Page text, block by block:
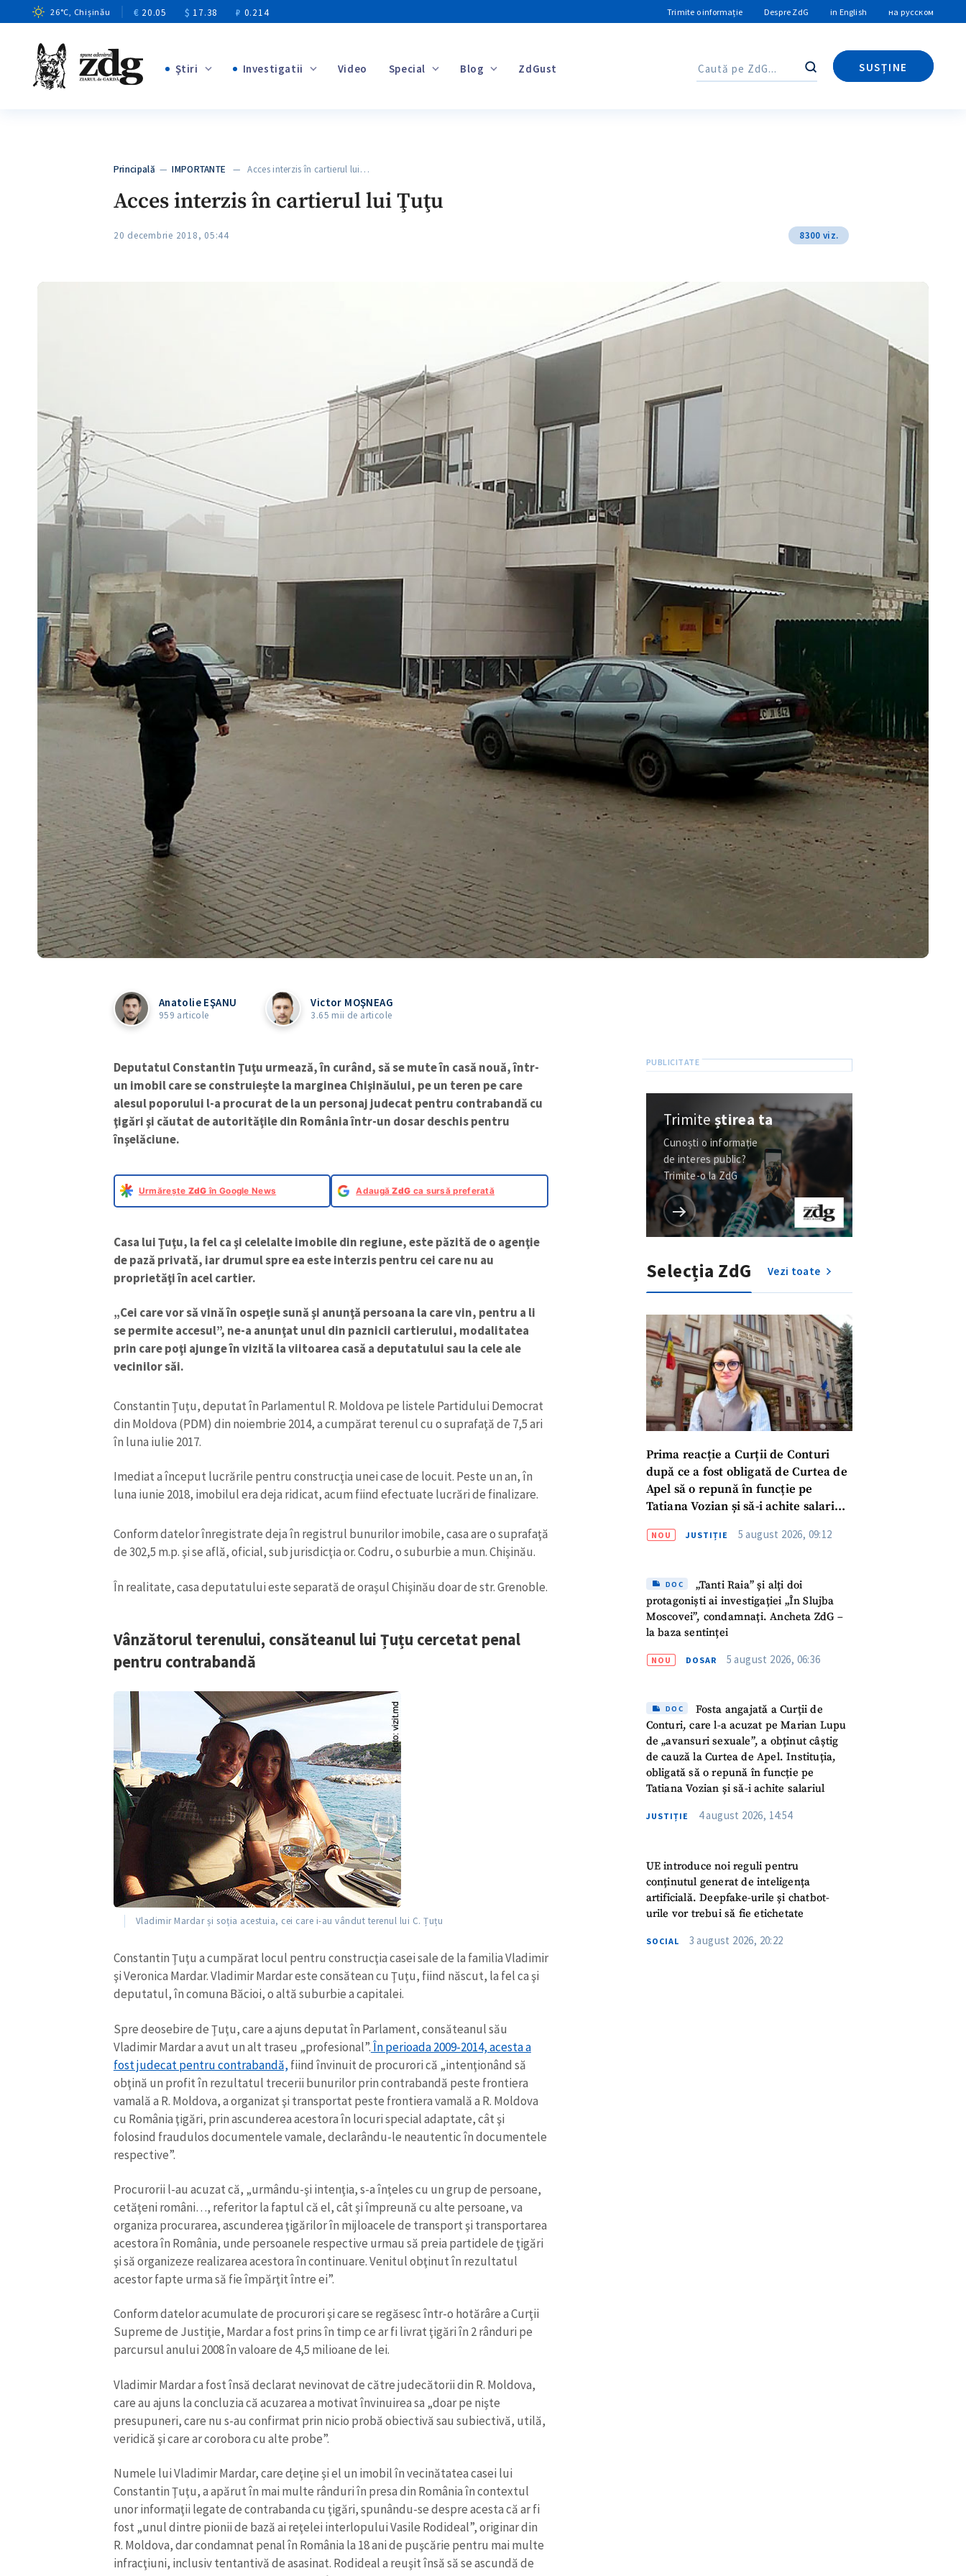
26°C, Chișinău € 20.05 $ 17.38 ₽ 0.214 Trimite o informație Despre ZdG in English на русском
Ştiri Investigatii Video Special Blog ZdGust Caută
SUSȚINE
Caută
Principală —IMPORTANTE — Acces interzis în cartierul lui…
Acces interzis în cartierul lui Ţuţu
20 decembrie 2018, 05:44 8300 viz.
Anatolie EŞANU
959 articole
Victor MOŞNEAG
3.65 mii de articole
Deputatul Constantin Ţuţu urmează, în curând, să se mute în casă nouă, într-
un imobil care se construieşte la marginea Chişinăului, pe un teren pe care
alesul poporului l-a procurat de la un personaj judecat pentru contrabandă cu
ţigări şi căutat de autorităţile din România într-un dosar deschis pentru
înşelăciune.
Urmărește ZdG în Google News AdaugăZdG ca sursă preferată
Casa lui Ţuţu, la fel ca şi celelalte imobile din regiune, este păzită de o agenţie
de pază privată, iar drumul spre ea este interzis pentru cei care nu au
proprietăţi în acel cartier.
„Cei care vor să vină în ospeţie sună şi anunţă persoana la care vin, pentru a li
se permite accesul”, ne-a anunţat unul din paznicii cartierului, modalitatea
prin care poţi ajunge în vizită la viitoarea casă a deputatului sau la cele ale
vecinilor săi.
Constantin Ţuţu, deputat în Parlamentul R. Moldova pe listele Partidului Democrat
din Moldova (PDM) din noiembrie 2014, a cumpărat terenul cu o suprafaţă de 7,5 ari
în luna iulie 2017.
Imediat a început lucrările pentru construcţia unei case de locuit. Peste un an, în
luna iunie 2018, imobilul era deja ridicat, acum fiind efectuate lucrări de finalizare.
Conform datelor înregistrate deja în registrul bunurilor imobile, casa are o suprafaţă
de 302,5 m.p. şi se află, oficial, sub jurisdicţia or. Codru, o suburbie a mun. Chişinău.
În realitate, casa deputatului este separată de oraşul Chişinău doar de str. Grenoble.
Vânzătorul terenului, consăteanul lui Țuțu cercetat penal
pentru contrabandă
Vladimir Mardar și soția acestuia, cei care i-au vândut terenul lui C. Țuțu
Constantin Ţuţu a cumpărat locul pentru construcţia casei sale de la familia Vladimir
şi Veronica Mardar. Vladimir Mardar este consătean cu Ţuţu, fiind născut, la fel ca şi
deputatul, în comuna Băcioi, o altă suburbie a capitalei.
Spre deosebire de Ţuţu, care a ajuns deputat în Parlament, consăteanul său
Vladimir Mardar a avut un alt traseu „profesional”.În perioada 2009-2014, acesta a
fost judecat pentru contrabandă, fiind învinuit de procurori că „intenţionând să
obţină un profit în rezultatul trecerii bunurilor prin contrabandă peste frontiera
vamală a R. Moldova, a organizat şi transportat peste frontiera vamală a R. Moldova
cu România ţigări, prin ascunderea acestora în locuri special adaptate, cât şi
folosind fraudulos documentele vamale, declarându-le neautentic în documentele
respective”.
Procurorii l-au acuzat că, „urmându-şi intenţia, s-a înţeles cu un grup de persoane,
cetăţeni români…, referitor la faptul că el, cât şi împreună cu alte persoane, va
organiza procurarea, ascunderea ţigărilor în mijloacele de transport şi transportarea
acestora în România, unde persoanele respective urmau să preia partidele de ţigări
şi să organizeze realizarea acestora în continuare. Venitul obţinut în rezultatul
acestor fapte urma să fie împărţit între ei”.
Conform datelor acumulate de procurori şi care se regăsesc într-o hotărâre a Curţii
Supreme de Justiţie, Mardar a fost prins în timp ce ar fi livrat ţigări în 2 rânduri pe
parcursul anului 2008 în valoare de 4,5 milioane de lei.
Vladimir Mardar a fost însă declarat nevinovat de către judecătorii din R. Moldova,
care au ajuns la concluzia că acuzarea a motivat învinuirea sa „doar pe nişte
presupuneri, care nu s-au confirmat prin nicio probă obiectivă sau subiectivă, utilă,
veridică şi care ar corobora cu alte probe”.
Numele lui Vladimir Mardar, care deţine şi el un imobil în vecinătatea casei lui
Constantin Ţuţu, a apărut în mai multe rânduri în presa din România în contextul
unor informaţii legate de contrabanda cu ţigări, spunându-se despre acesta că ar fi
fost „unul dintre pionii de bază ai reţelei interlopului Vasile Rodideal”, originar din
R. Moldova, dar condamnat penal în România la 18 ani de puşcărie pentru mai multe
infracţiuni, inclusiv tentantivă de asasinat. Rodideal a reuşit însă să se ascundă de
Trimiteștirea ta
Cunoști o informație
de interes public?
Trimite-o la ZdG
Selecția ZdG Vezi toate
Prima reacție a Curții de Conturi
după ce a fost obligată de Curtea de
Apel să o repună în funcție pe
Tatiana Vozian și să-i achite salariul
muncă”
NOU JUSTIȚIE 5 august 2026, 09:12
DOC
„Tanti Raia” și alți doi
protagoniști ai investigației „În Slujba
Moscovei”, condamnați. Ancheta ZdG –
la baza sentinței
NOU DOSAR 5 august 2026, 06:36
DOC
Fosta angajată a Curții de
Conturi, care l-a acuzat pe Marian Lupu
de „avansuri sexuale”, a obținut câștig
de cauză la Curtea de Apel. Instituția,
obligată să o repună în funcție pe
Tatiana Vozian și să-i achite salariul
JUSTIȚIE 4 august 2026, 14:54
UE introduce noi reguli pentru
conținutul generat de inteligența
artificială. Deepfake-urile și chatbot-
urile vor trebui să fie etichetate
SOCIAL 3 august 2026, 20:22
Titlu știre
Fotografie + Încarcă imagine
Mesajul știrei + Mesajul știrei
+ Emailul meu
+ Telefon personal
TRIMITE ȘTIREA